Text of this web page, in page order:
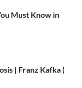
Must Know in
| Franz Kafka (